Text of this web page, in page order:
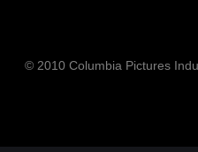
© 2010 Columbia Pictures